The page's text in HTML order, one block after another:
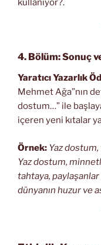
kullanıyor?.
4. Bölüm: Sonuç
Yaratıcı Yazarlık
Mehmet Ağa”nın
dostum…” ile
içeren yeni kıtalar
Örnek: Yaz
Yaz dostum,
tahtaya,
dünyanın huzur ve